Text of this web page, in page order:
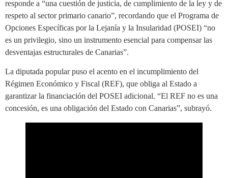
responde a “una cuestión de justicia, de cumplimiento de la ley y de
respeto al sector primario canario”, recordando que el Programa de
Opciones Específicas por la Lejanía y la Insularidad (POSEI) “no
es un privilegio, sino un instrumento esencial para compensar las
desventajas estructurales de Canarias”.
La diputada popular puso el acento en el incumplimiento del
Régimen Económico y Fiscal (REF), que obliga al Estado a
garantizar la financiación del POSEI adicional. “El REF no es una
concesión, es una obligación del Estado con Canarias”, subrayó.